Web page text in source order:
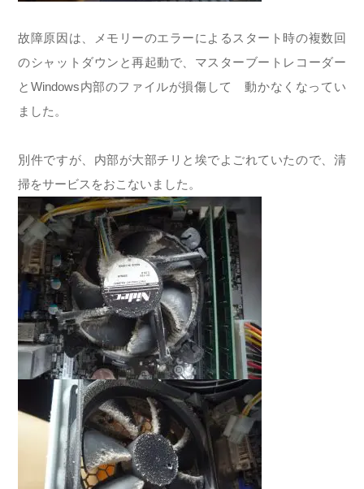
故障原因は、メモリーのエラーによるスタート時の複数回
のシャットダウンと再起動で、マスターブートレコーダー
とWindows内部のファイルが損傷して 動かなくなってい
ました。
別件ですが、内部が大部チリと埃でよごれていたので、清
掃をサービスをおこないました。